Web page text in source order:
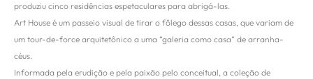
produziu cinco residências espetaculares para abrigá-las.
Art House é um passeio visual de tirar o fôlego dessas casas, que variam de
um tour-de-force arquitetônico a uma “galeria como casa” de arranha-
céus.
Informada pela erudição e pela paixão pelo conceitual, a coleção de